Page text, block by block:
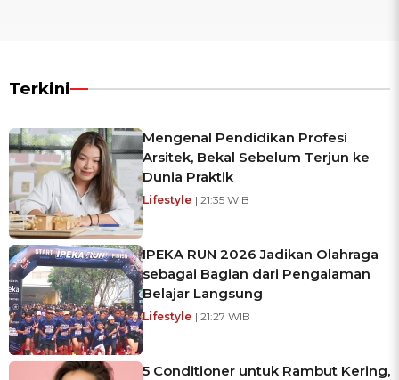
Terkini
Mengenal Pendidikan Profesi
Arsitek, Bekal Sebelum Terjun ke
Dunia Praktik
Lifestyle | 21:35 WIB
IPEKA RUN 2026 Jadikan Olahraga
sebagai Bagian dari Pengalaman
Belajar Langsung
Lifestyle | 21:27 WIB
5 Conditioner untuk Rambut Kering,